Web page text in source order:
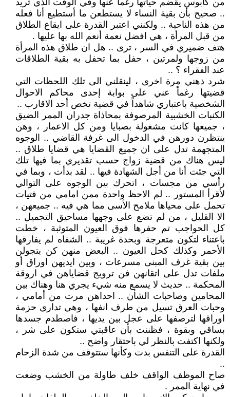
من كابوس يقضم حياتها رغماً عنها وفي الوقت الذي تريد
.. صحيح بأن بقية النساء لا يستطعن ما أستطيع أنا فعله
من هذه الناحية .. ولكنني اعتبر القدرة على ايقاع الطلاق
من قبل المرأة ، هي افضل نعمة أنعم الله بها عليها .
هتف ضميري في السر ، ترى .. هل ان طلاق هذه المرأة
من زوجها ولمرتين ، حفل بما تحفل به بقية الطلاقات
عند الفقراء ؟ ..
شرد ذهني مرة اخرى ، لينقلني الى تلك اللحظات التي
قضيتها رغماً عني على بوابة إحدى محاكم الاحوال
الشخصية باعتباري شاهداً في قضية تخص أحد الاقارب ..
الكنبات الخشبية المرصوفة بمحاذاة جدران الممر الضيق
، جميعها كانت مشغولة بصبايا ومن كل الاعمار ، وهن
ينتظرن دورهن في الدخول الى غرفة القاضي .. الوجوه
المتجهمة تدل على ان جميع القضايا هي قضايا طلاق ..
ليس هناك من قضية زواج حسب تقديري بما فيها تلك
التي جئت أنا من أجل الشهادة فيها .. لقد بدأت ، وبما في
رأسي من مجسات ، اتحرك بين الوجوه على التوالي
لأقرأ المستور .. لم الاحظ واحدة ممن امامي من فتيات
تحمل على محياها ملامح الأسى مما هي فيه .. جميعهن ،
الا القليل ، من لم تضع على وجهها مساحيق التجميل ..
كل الحواجب تم حفرها فوق العيون المتوثبة ، خطت
باعتناء لتكون متعرجة وبحدة غريبة .. الشفاه لم يفارقها
الأحمر وكذلك كحل العيون .. البعض منهن كن يتجولن
بين بقية غرف المبنى مسرعات ، وبين ايديهن اوراق أو
ملفات تدل على اتقانهن فن ترويج قضاياهن في اروقة
المحكمة .. حديث لا يسمع منه شيء يجري هنا وهناك بين
المحامين وصاحبات الشأن .. احداهن مرت من أمامي ،
وحبات العرق تسيل من طرف انفها ، وهي تداري حزمة
اوراقها لترصفها على عجل بين يديها ، فاصطدم جسدها
بساقي وبقوة ، فظننت بأن عاقبتي ستكون على شر ،
ولكنها اكتفت بالنظر لي باحتقار واضح ..
القدرة على التنفس بدت وكأنها ستتوقف من شدة الزحام
..
صاح الموظف الواقف خلف طاولة من الخشب وضعت
في نهاية الممر .